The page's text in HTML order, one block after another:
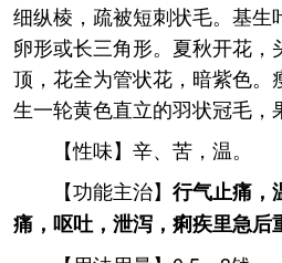
细纵棱，疏被短刺状毛。基生
卵形或长三角形。夏秋开花
顶，花全为管状花，暗紫色。
生一轮黄色直立的羽状冠毛，
【性味】辛、苦，温。
【功能主治】 行气止痛，
痛，呕吐，泄泻，痢疾里急后